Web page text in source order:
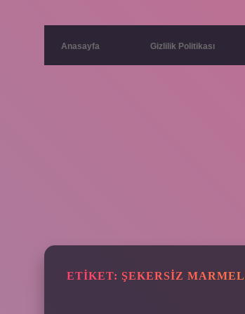
Anasayfa Gizlilik Politikası
ETIKET: ŞEKERSIZ